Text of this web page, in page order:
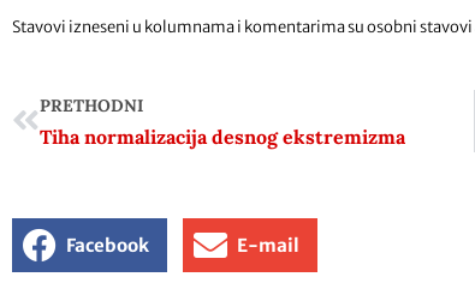
Stavovi izneseni u kolumnama i komentarima su osobni
PRETHODNI
Tiha normalizacija desnog ekstremizma
Facebook E-mail